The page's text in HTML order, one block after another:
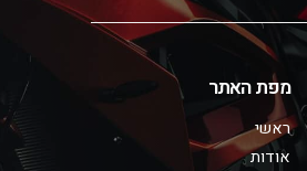
מפת האתר
ראשי
אודות